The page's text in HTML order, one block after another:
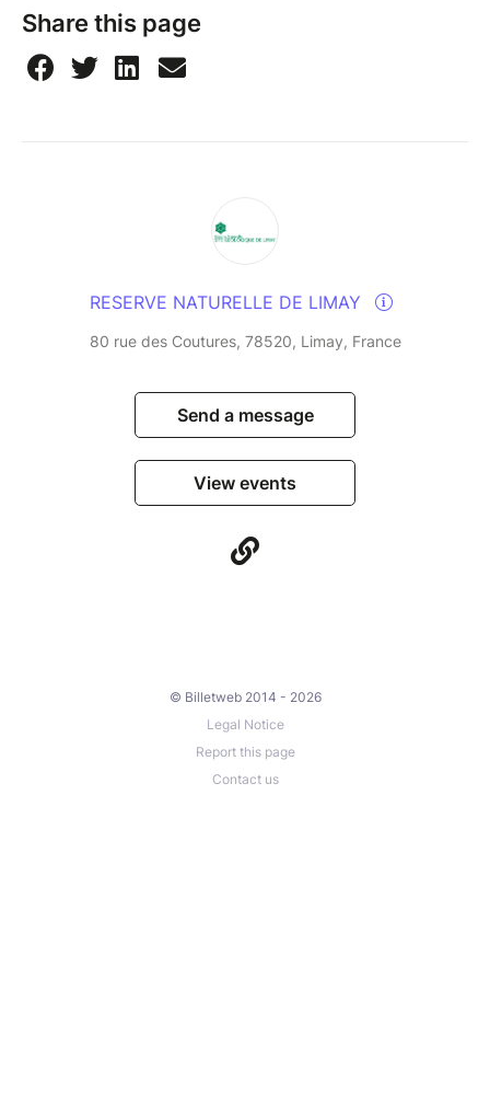
Share this page
RESERVE NATURELLE DE LIMAY
80 rue des Coutures, 78520, Limay, France
Send a message
View events
© Billetweb 2014 - 2026
Legal Notice
Report this page
Contact us